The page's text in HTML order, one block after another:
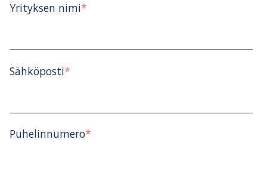
Yrityksen nimi*
Sähköposti*
Puhelinnumero*